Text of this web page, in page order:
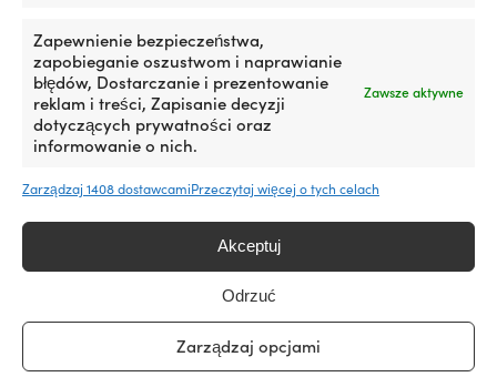
Zapewnienie bezpieczeństwa,
zapobieganie oszustwom i naprawianie
błędów, Dostarczanie i prezentowanie
reklam i treści, Zapisanie decyzji
dotyczących prywatności oraz
informowanie o nich.
Zawsze aktywne
Zarządzaj 1408 dostawcamiPrzeczytaj więcej o tych celach
Akceptuj
Odrzuć
Zarządzaj opcjami
Butelki na wodę